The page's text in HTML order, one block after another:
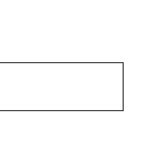
24-85mm) e
ser